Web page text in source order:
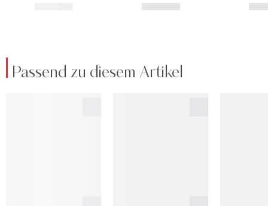
Passend zu diesem Artikel